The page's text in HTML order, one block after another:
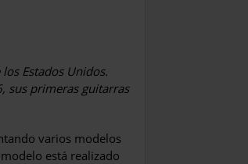
Estados Unidos.
sus primeras guitarras
varios modelos
está realizado